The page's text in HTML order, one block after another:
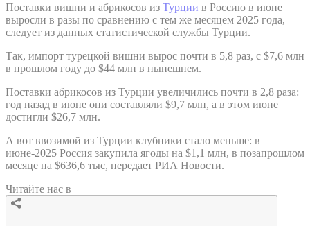
Поставки вишни и абрикосов из Турции в Россию в июне
выросли в разы по сравнению с тем же месяцем 2025 года,
следует из данных статистической службы Турции.
Так, импорт турецкой вишни вырос почти в 5,8 раз, с $7,6 млн
в прошлом году до $44 млн в нынешнем.
Поставки абрикосов из Турции увеличились почти в 2,8 раза:
год назад в июне они составляли $9,7 млн, а в этом июне
достигли $26,7 млн.
А вот ввозимой из Турции клубники стало меньше: в
июне-2025 Россия закупила ягоды на $1,1 млн, в позапрошлом
месяце на $636,6 тыс, передает РИА Новости.
Читайте нас в